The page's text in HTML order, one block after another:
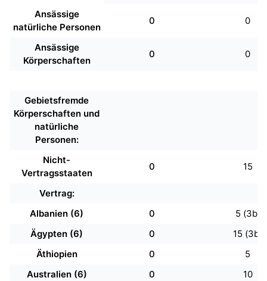
Ansässige
natürliche Personen
0 0
Ansässige
Körperschaften
0 0
Gebietsfremde
Körperschaften und
natürliche
Personen:
Nicht-
Vertragsstaaten
0 15
Vertrag:
Albanien (6)
0
5 (3b)
Ägypten (6)
0
15 (3b)
Äthiopien
0
5
Australien (6)
0 10